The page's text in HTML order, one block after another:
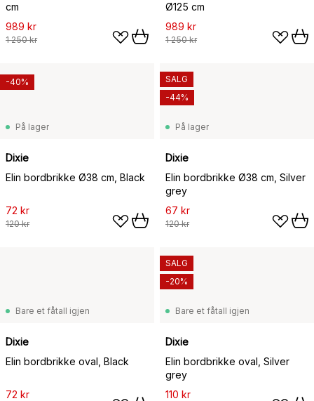
cm
989 kr
1 250 kr
Ø125 cm
989 kr
1 250 kr
På lager
Dixie
Elin bordbrikke Ø38 cm, Black
72 kr
120 kr
-40%
På lager
Dixie
Elin bordbrikke Ø38 cm, Silver
grey
67 kr
120 kr
SALG
-44%
Bare et fåtall igjen
Dixie
Elin bordbrikke oval, Black
72 kr
Bare et fåtall igjen
Dixie
Elin bordbrikke oval, Silver
grey
110 kr
SALG
-20%